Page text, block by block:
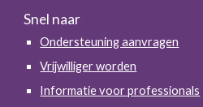
Snel naar
Ondersteuning aanvragen
Vrijwilliger worden
Informatie voor professionals